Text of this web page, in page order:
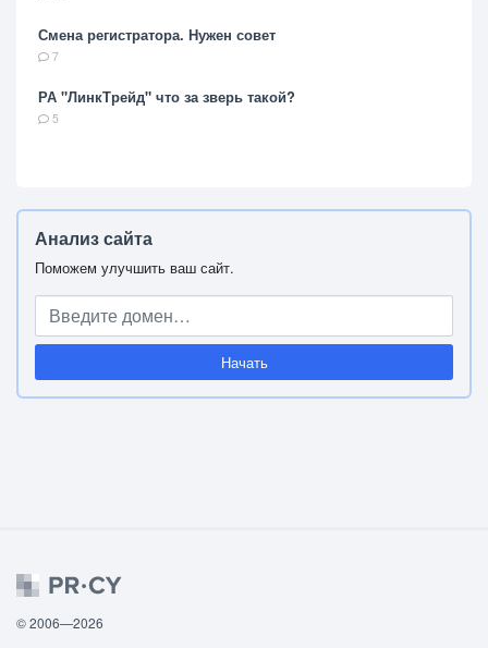
Смена регистратора. Нужен совет
7
РА "ЛинкТрейд" что за зверь такой?
5
Анализ сайта
Поможем улучшить ваш сайт.
Начать
© 2006—2026